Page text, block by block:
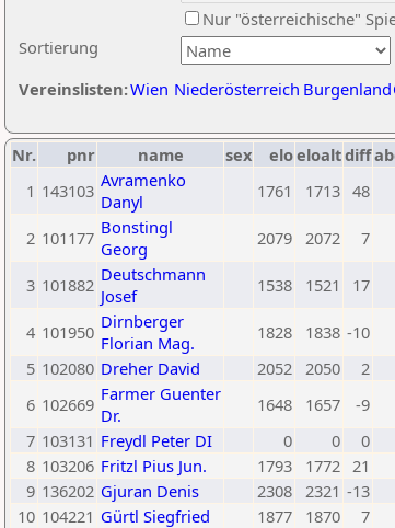
Sortierung
Nur "österreichische"
Vereinslisten:Wien Niederösterreich Burgenland
Nr. pnr name sex eloeloaltdiff
1 143103 Avramenko
Danyl
1761 1713 48
2 101177 Bonstingl
Georg
2079 2072 7
3 101882 Deutschmann
Josef
1538 1521 17
4 101950 Dirnberger
Florian Mag.
1828 1838 -10
5 102080 Dreher David 2052 2050 2
6 102669 Farmer Guenter
Dr.
1648 1657 -9
7 103131 Freydl Peter DI 0 0 0
8 103206 Fritzl Pius Jun. 1793 1772 21
9 136202 Gjuran Denis 2308 2321 -13
10 104221 Gürtl Siegfried 1877 1870 7